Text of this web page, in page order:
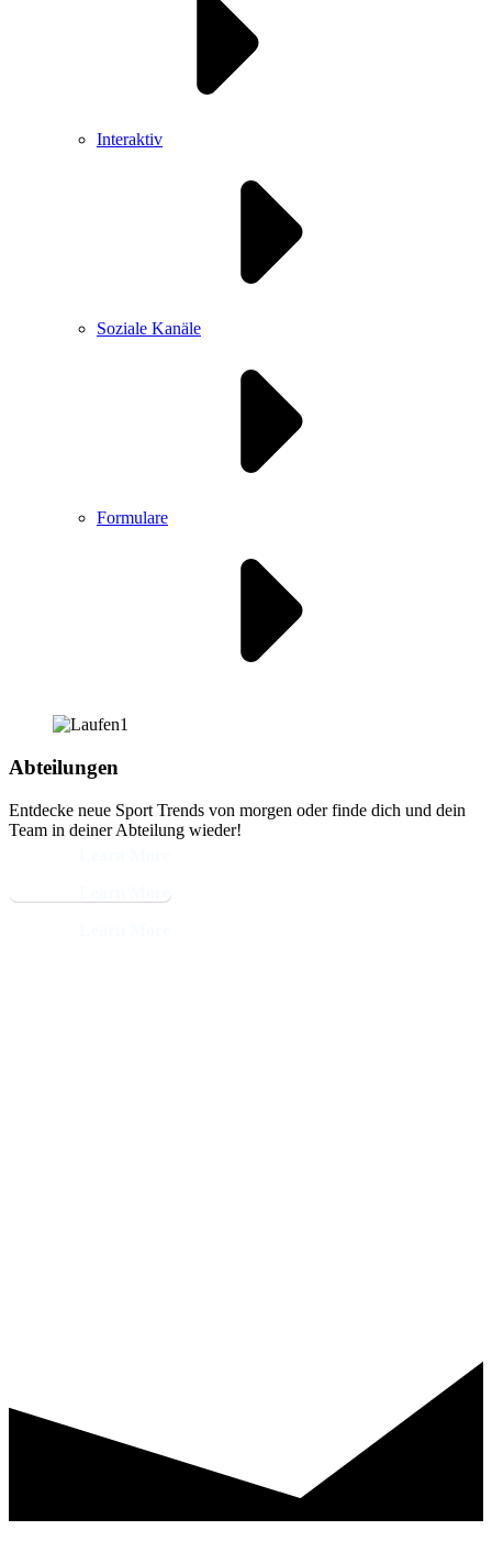
Interaktiv
Soziale Kanäle
Formulare
Abteilungen
Entdecke neue Sport Trends von morgen oder finde dich und dein
Team in deiner Abteilung wieder!